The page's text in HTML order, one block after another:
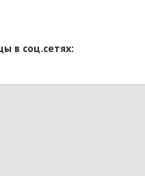
в соц.сетях: